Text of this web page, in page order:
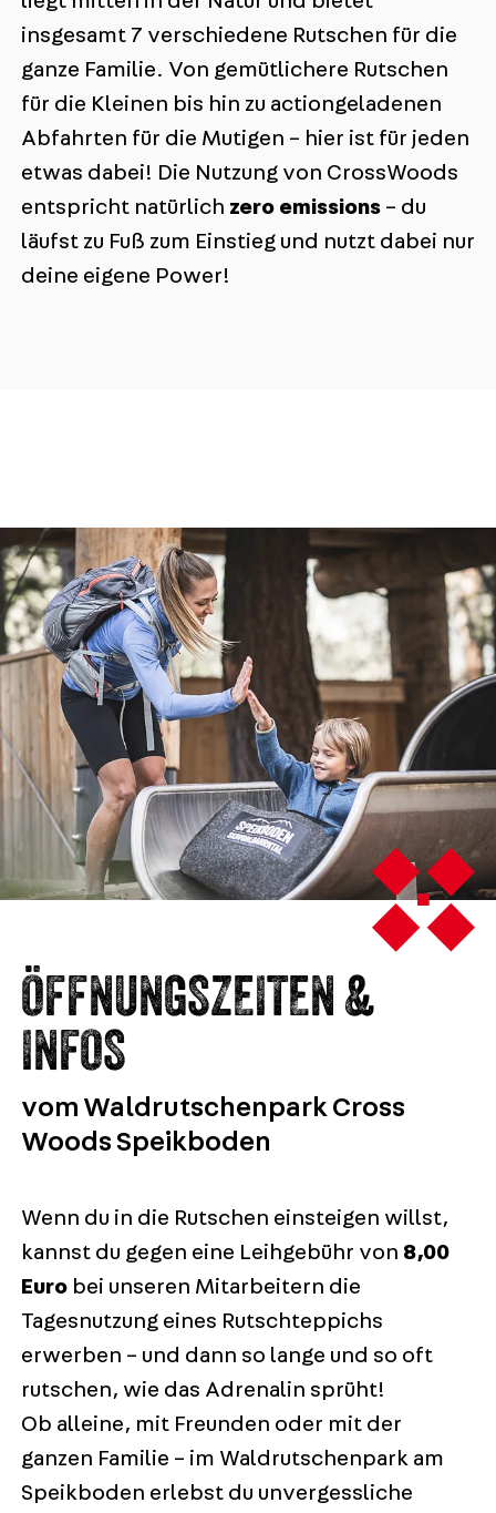
insgesamt 7 verschiedene Rutschen für die
ganze Familie. Von gemütlichere Rutschen
für die Kleinen bis hin zu actiongeladenen
Abfahrten für die Mutigen – hier ist für jeden
etwas dabei! Die Nutzung von CrossWoods
entspricht natürlich zero emissions– du
läufst zu Fuß zum Einstieg und nutzt dabei nur
deine eigene Power!
ÖFFNUNGSZEITEN &
INFOS
vom Waldrutschenpark Cross
Woods Speikboden
Wenn du in die Rutschen einsteigen willst,
kannst du gegen eine Leihgebühr von 8,00
Eurobei unseren Mitarbeitern die
Tagesnutzung eines Rutschteppichs
erwerben – und dann so lange und so oft
rutschen, wie das Adrenalin sprüht!
Ob alleine, mit Freunden oder mit der
ganzen Familie – im Waldrutschenpark am
Speikboden erlebst du unvergessliche